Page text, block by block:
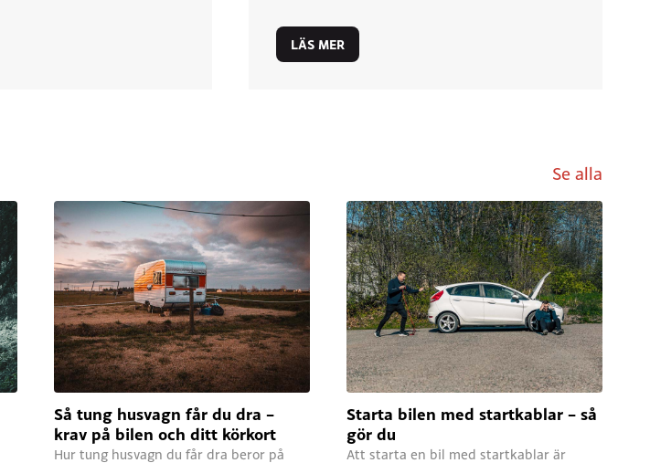
LÄS MER
Se alla
Så tung husvagn får du dra –
krav på bilen och ditt körkort
Hur tung husvagn du får dra beror på
Starta bilen med startkablar – så
gör du
Att starta en bil med startkablar är